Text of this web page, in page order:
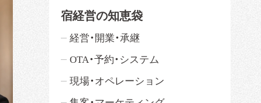
宿経営の知恵袋
経営・開業・承継
OTA・予約・システム
現場・オペレーション